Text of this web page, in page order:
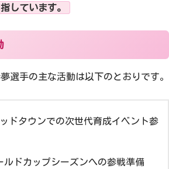
しています。
選手の主な活動は以下のとおりです。
ドタウンでの次世代育成イベント参
ルドカップシーズンへの参戦準備